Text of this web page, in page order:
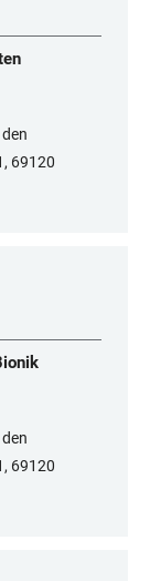
​​​​​​​69120
69120